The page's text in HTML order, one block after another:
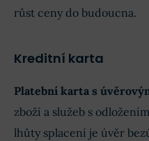
růst ceny do budoucna.
Kreditní karta
Platební karta s
zboží a služeb s
lhůty splacení je úvěr